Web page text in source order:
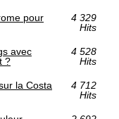
pour
4 329
Hits
avec
?
4 528
Hits
la Costa
4 712
Hits